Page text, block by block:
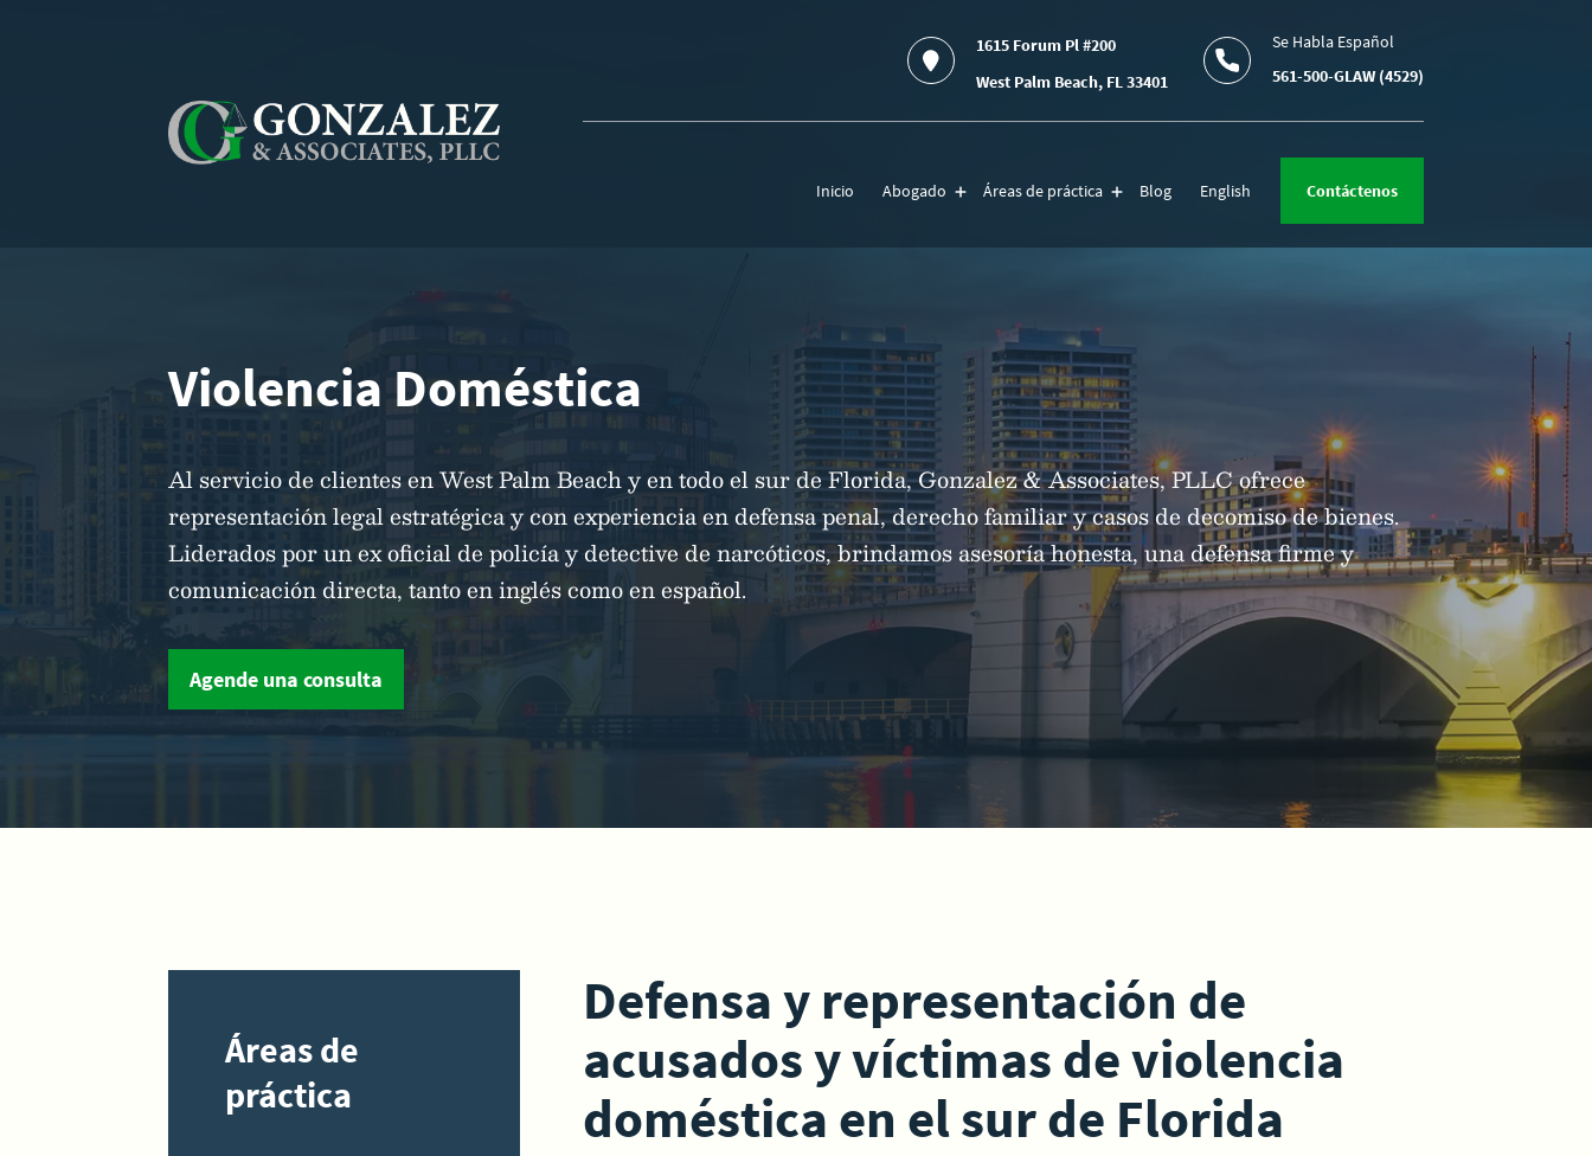
1615 Forum Pl #200
West Palm Beach, FL 33401
Se Habla Español
561-500-GLAW (4529)
Inicio Abogado Áreas de práctica Blog English Contáctenos
Violencia Doméstica
Al servicio de clientes en West Palm Beach y en todo el sur de Florida, Gonzalez & Associates, PLLC ofrece
representación legal estratégica y con experiencia en defensa penal, derecho familiar y casos de decomiso de bienes.
Liderados por un ex oficial de policía y detective de narcóticos, brindamos asesoría honesta, una defensa firme y
comunicación directa, tanto en inglés como en español.
Agende una consulta
Áreas de
práctica
Defensa y representación de
acusados y víctimas de violencia
doméstica en el sur de Florida